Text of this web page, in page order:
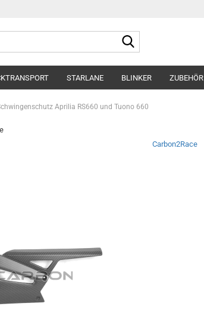
STARLANE BLINKER ZUBEHÖR
Aprilia RS660 und Tuono 660
Carbon2Race